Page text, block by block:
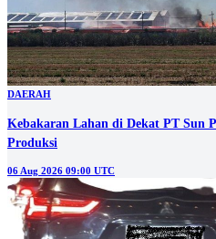
DAERAH
Kebakaran Lahan di Dekat PT Sun
Produksi
06 Aug 2026 09:00 UTC